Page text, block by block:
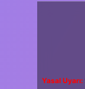
Yasal Uyarı: